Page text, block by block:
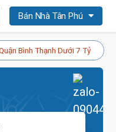
Bán Nhà Tân Phú
Bình Thạnh Dưới 7 Tỷ